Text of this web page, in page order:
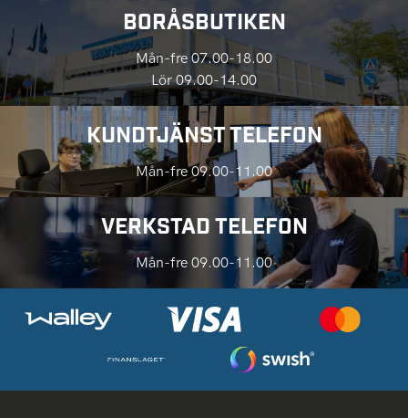
BORÅSBUTIKEN
Mån-fre 07.00-18.00
Lör 09.00-14.00
KUNDTJÄNST TELEFON
Mån-fre 09.00-11.00
VERKSTAD TELEFON
Mån-fre 09.00-11.00